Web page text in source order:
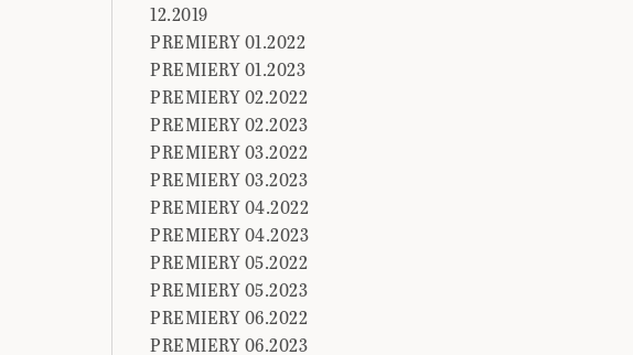
12.2019
PREMIERY 01.2022
PREMIERY 01.2023
PREMIERY 02.2022
PREMIERY 02.2023
PREMIERY 03.2022
PREMIERY 03.2023
PREMIERY 04.2022
PREMIERY 04.2023
PREMIERY 05.2022
PREMIERY 05.2023
PREMIERY 06.2022
PREMIERY 06.2023